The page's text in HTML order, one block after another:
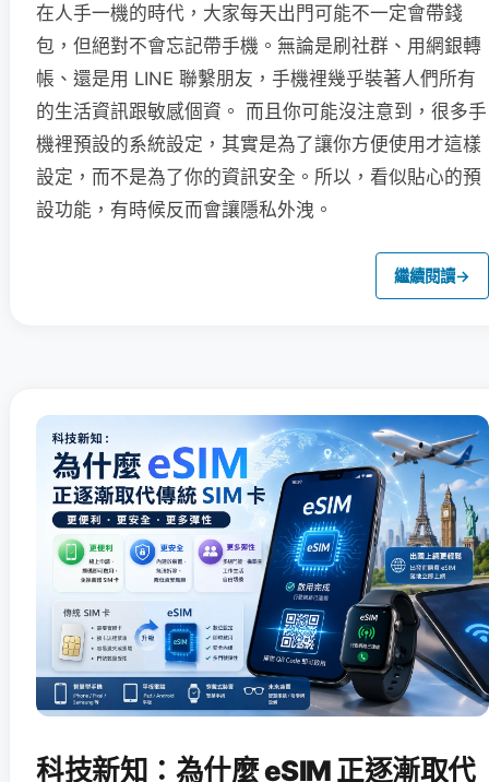
在人手一機的時代，大家每天出門可能不一定會帶錢
包，但絕對不會忘記帶手機。無論是刷社群、用網銀轉
帳、還是用 LINE 聯繫朋友，手機裡幾乎裝著人們所有
的生活資訊跟敏感個資。 而且你可能沒注意到，很多手
機裡預設的系統設定，其實是為了讓你方便使用才這樣
設定，而不是為了你的資訊安全。所以，看似貼心的預
設功能，有時候反而會讓隱私外洩。
繼續閱讀→
科技新知：為什麼 eSIM 正逐漸取代